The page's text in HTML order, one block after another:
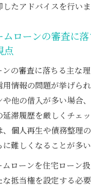
たアドバイスを行いま
ムローンの審査に
点
ンの審査に落ちる主な
情報の問題が挙げら
他の借入が多い場合
延滞履歴を厳しくチェ
個人再生や債務整理の
難しくなることが多い
ムローンを住宅ローン
抵当権を設定する必要